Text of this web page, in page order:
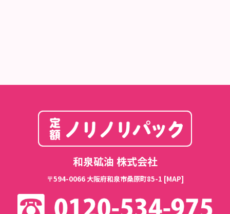
和泉砿油 株式会社
〒594-0066 大阪府和泉市桑原町85-1 [MAP]